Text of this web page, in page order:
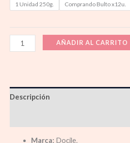
1 Unidad 250g. Comprando Bulto x12u.
AÑADIR AL CARRITO
Descripción
Marca: Docile.